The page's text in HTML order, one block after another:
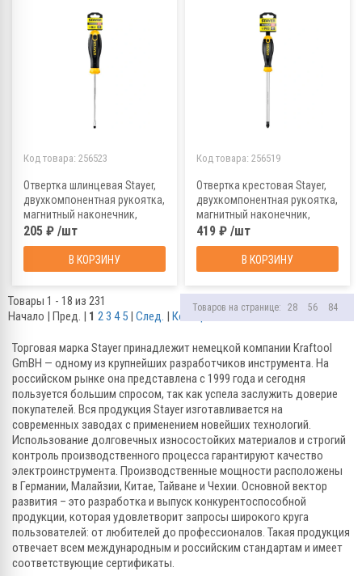
Код товара: 256523
Отвертка шлинцевая Stayer,
двухкомпонентная рукоятка,
магнитный наконечник,
SL3x100 мм
205 ₽ /шт
В КОРЗИНУ
Код товара: 256519
Отвертка крестовая Stayer,
двухкомпонентная рукоятка,
магнитный наконечник,
PH3x150 мм
419 ₽ /шт
В КОРЗИНУ
Товары 1 - 18 из 231
Начало | Пред. | 1 2 3 4 5 | След. | Конец
Товаров на странице: 28 56 84
Торговая марка Stayer принадлежит немецкой компании Kraftool
GmBH — одному из крупнейших разработчиков инструмента. На
российском рынке она представлена с 1999 года и сегодня
пользуется большим спросом, так как успела заслужить доверие
покупателей. Вся продукция Stayer изготавливается на
современных заводах с применением новейших технологий.
Использование долговечных износостойких материалов и строгий
контроль производственного процесса гарантируют качество
электроинструмента. Производственные мощности расположены
в Германии, Малайзии, Китае, Тайване и Чехии. Основной вектор
развития – это разработка и выпуск конкурентоспособной
продукции, которая удовлетворит запросы широкого круга
пользователей: от любителей до профессионалов. Такая продукция
отвечает всем международным и российским стандартам и имеет
соответствующие сертификаты.